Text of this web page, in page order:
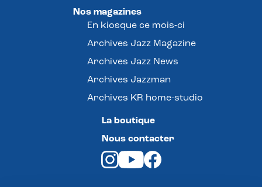
Nos magazines
En kiosque ce mois-ci
Archives Jazz Magazine
Archives Jazz News
Archives Jazzman
Archives KR home-studio
La boutique
Nous contacter